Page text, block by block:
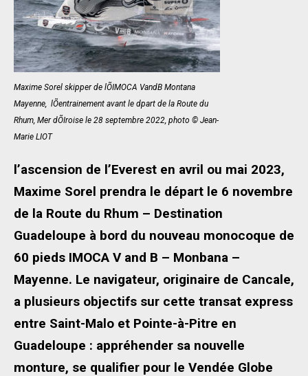
Maxime Sorel skipper de lÕIMOCA VandB Montana
Mayenne,  lÕentrainement avant le dpart de la Route du
Rhum, Mer dÕIroise le 28 septembre 2022, photo © Jean-
Marie LIOT
l’ascension de l’Everest en avril ou mai 2023,
Maxime Sorel prendra le départ le 6 novembre
de la Route du Rhum – Destination
Guadeloupe à bord du nouveau monocoque de
60 pieds IMOCA V and B – Monbana –
Mayenne. Le navigateur, originaire de Cancale,
a plusieurs objectifs sur cette transat express
entre Saint-Malo et Pointe-à-Pitre en
Guadeloupe : appréhender sa nouvelle
monture, se qualifier pour le Vendée Globe